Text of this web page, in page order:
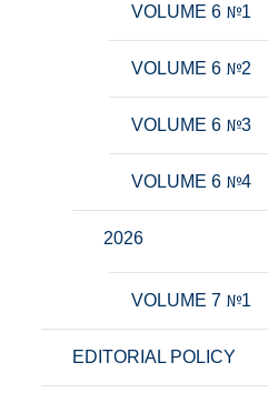
VOLUME 6 №1
VOLUME 6 №2
VOLUME 6 №3
VOLUME 6 №4
2026
VOLUME 7 №1
EDITORIAL POLICY